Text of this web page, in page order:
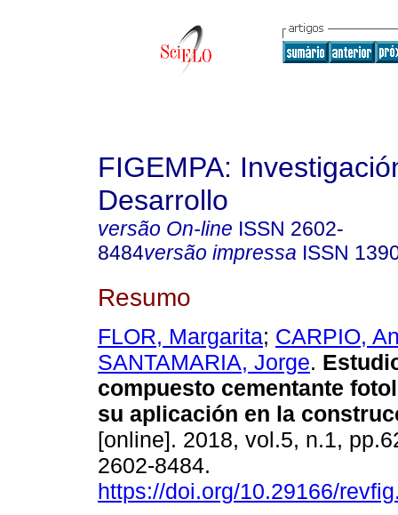
FIGEMPA:
Desarrollo
versão On-line ISSN 2602-
8484versão impressa ISSN
Resumo
FLOR, Margarita; CARPIO,
SANTAMARIA, Jorge.
compuesto cementante
su aplicación en la
[online]. 2018, vol.5, n.1,
2602-8484.
https://doi.org/10.29166/